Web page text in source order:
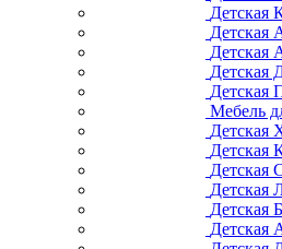
Детская
Детская
Детская
Детская
Детская
Мебель
Детская
Детская
Детская
Детская
Детская
Детская